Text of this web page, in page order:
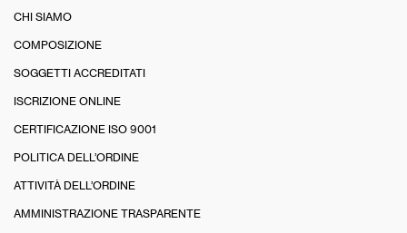
CHI SIAMO
COMPOSIZIONE
SOGGETTI ACCREDITATI
ISCRIZIONE ONLINE
CERTIFICAZIONE ISO 9001
POLITICA DELL’ORDINE
ATTIVITÀ DELL’ORDINE
AMMINISTRAZIONE TRASPARENTE